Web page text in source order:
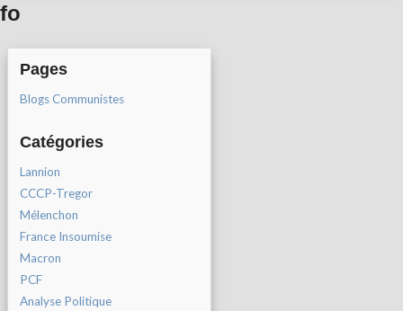
fo
Pages
Blogs Communistes
Catégories
Lannion
CCCP-Tregor
Mélenchon
France Insoumise
Macron
PCF
Analyse Politique